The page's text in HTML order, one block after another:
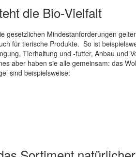
die Bio-Vielfalt
gesetzlichen Mindestanforderungen
für tierische Produkte. So ist
Tierhaltung und -futter, Anbau und
aber haben sie alle gemeinsam: das
sind beispielsweise: